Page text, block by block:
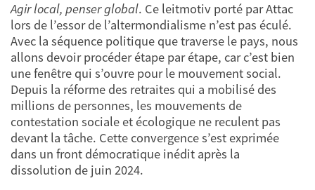
Agir local, penser global. Ce leitmotiv porté par Attac
lors de l’essor de l’altermondialisme n’est pas éculé.
Avec la séquence politique que traverse le pays, nous
allons devoir procéder étape par étape, car c’est bien
une fenêtre qui s’ouvre pour le mouvement social.
Depuis la réforme des retraites qui a mobilisé des
millions de personnes, les mouvements de
contestation sociale et écologique ne reculent pas
devant la tâche. Cette convergence s’est exprimée
dans un front démocratique inédit après la
dissolution de juin 2024.